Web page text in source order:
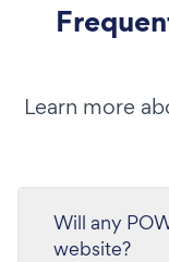
Learn more
Will any
website?